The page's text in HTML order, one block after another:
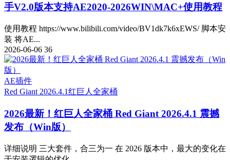
手V2.0版本支持AE2020-2026WIN\MAC+使用教程
使用教程 https://www.bilibili.com/video/BV1dk7k6xEWS/ 脚本安
装 将AE...
2026-06-06 36
AE插件
Red Giant 2026.4.1红巨人全家桶
2026最新！红巨人全家桶 Red Giant 2026.4.1 震撼
发布（Win版）
详细说明 三大套件，合三为一 在 2026 版本中，最大的变化在